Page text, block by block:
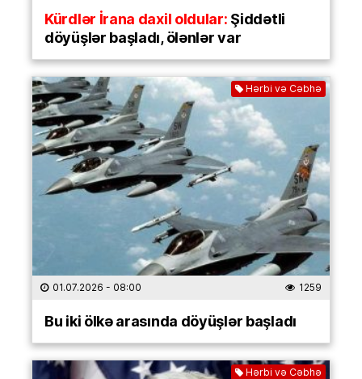
Kürdlər İrana daxil oldular:Şiddətli
döyüşlər başladı, ölənlər var
Hərbi və Cəbhə
01.07.2026 - 08:00 1259
Bu iki ölkə arasında döyüşlər başladı
Hərbi və Cəbhə